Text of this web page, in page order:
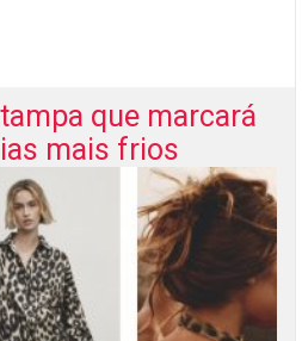
que marcará
mais frios